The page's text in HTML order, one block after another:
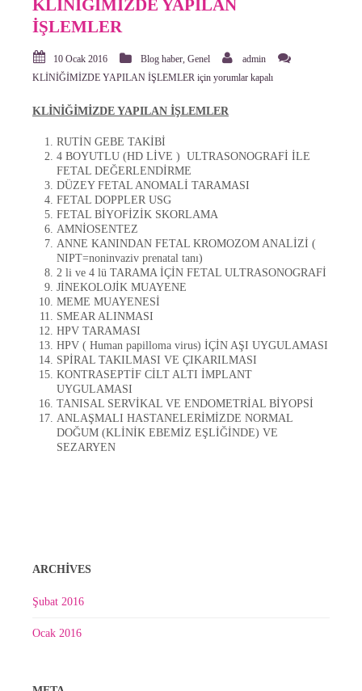
KLİNİĞİMİZDE YAPILAN
İŞLEMLER
10 Ocak 2016 Blog haber, Genel
admin
KLİNİĞİMİZDE YAPILAN İŞLEMLER için yorumlar kapalı
KLİNİĞİMİZDE YAPILAN İŞLEMLER
RUTİN GEBE TAKİBİ
4 BOYUTLU (HD LİVE ) ULTRASONOGRAFİ İLE
FETAL DEĞERLENDİRME
DÜZEY FETAL ANOMALİ TARAMASI
FETAL DOPPLER USG
FETAL BİYOFİZİK SKORLAMA
AMNİOSENTEZ
ANNE KANINDAN FETAL KROMOZOM ANALİZİ (
NIPT=noninvaziv prenatal tanı)
2 li ve 4 lü TARAMA İÇİN FETAL ULTRASONOGRAFİ
JİNEKOLOJİK MUAYENE
MEME MUAYENESİ
SMEAR ALINMASI
HPV TARAMASI
HPV ( Human papilloma virus) İÇİN AŞI UYGULAMASI
SPİRAL TAKILMASI VE ÇIKARILMASI
KONTRASEPTİF CİLT ALTI İMPLANT
UYGULAMASI
TANISAL SERVİKAL VE ENDOMETRİAL BİYOPSİ
ANLAŞMALI HASTANELERİMİZDE NORMAL
DOĞUM (KLİNİK EBEMİZ EŞLİĞİNDE) VE
SEZARYEN
ARCHIVES
Şubat 2016
Ocak 2016